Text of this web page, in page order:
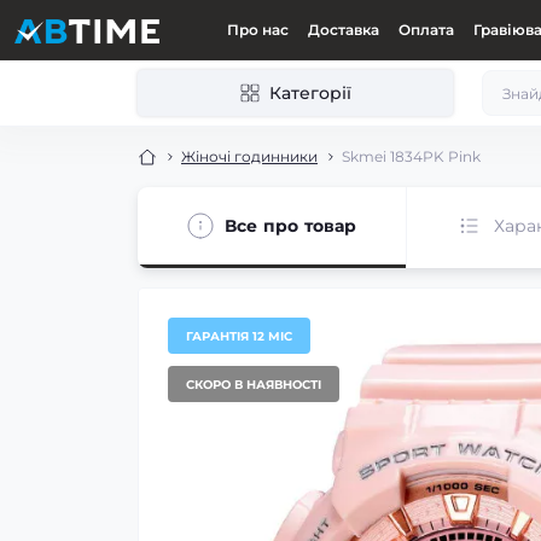
Про нас Доставка Оплата
Категорії
Жіночі годинники Skmei 1834PK Pink
Все про товар
ГАРАНТІЯ 12 МІС
СКОРО В НАЯВНОСТІ